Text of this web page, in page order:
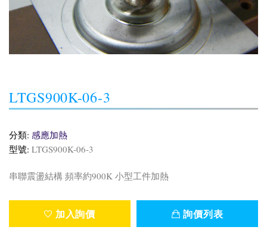
LTGS900K-06-3
分類: 感應加熱
型號: LTGS900K-06-3
串聯震盪結構 頻率約900K 小型工件加熱
加入詢價 詢價列表